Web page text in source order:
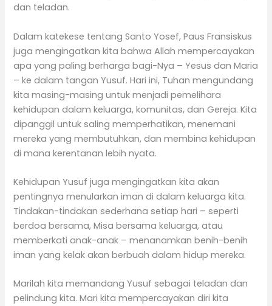
dan teladan.
Dalam katekese tentang Santo Yosef, Paus Fransiskus
juga mengingatkan kita bahwa Allah mempercayakan
apa yang paling berharga bagi-Nya – Yesus dan Maria
– ke dalam tangan Yusuf. Hari ini, Tuhan mengundang
kita masing-masing untuk menjadi pemelihara
kehidupan dalam keluarga, komunitas, dan Gereja. Kita
dipanggil untuk saling memperhatikan, menemani
mereka yang membutuhkan, dan membina kehidupan
di mana kerentanan lebih nyata.
Kehidupan Yusuf juga mengingatkan kita akan
pentingnya menularkan iman di dalam keluarga kita.
Tindakan-tindakan sederhana setiap hari – seperti
berdoa bersama, Misa bersama keluarga, atau
memberkati anak-anak – menanamkan benih-benih
iman yang kelak akan berbuah dalam hidup mereka.
Marilah kita memandang Yusuf sebagai teladan dan
pelindung kita. Mari kita mempercayakan diri kita